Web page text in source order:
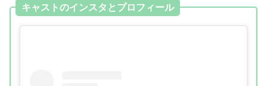
キャストのインスタとプロフィール